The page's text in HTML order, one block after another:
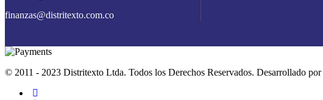
finanzas@distritexto.com.co
© 2011 - 2023 Distritexto Ltda. Todos los Derechos Reservados. Desarrollado por